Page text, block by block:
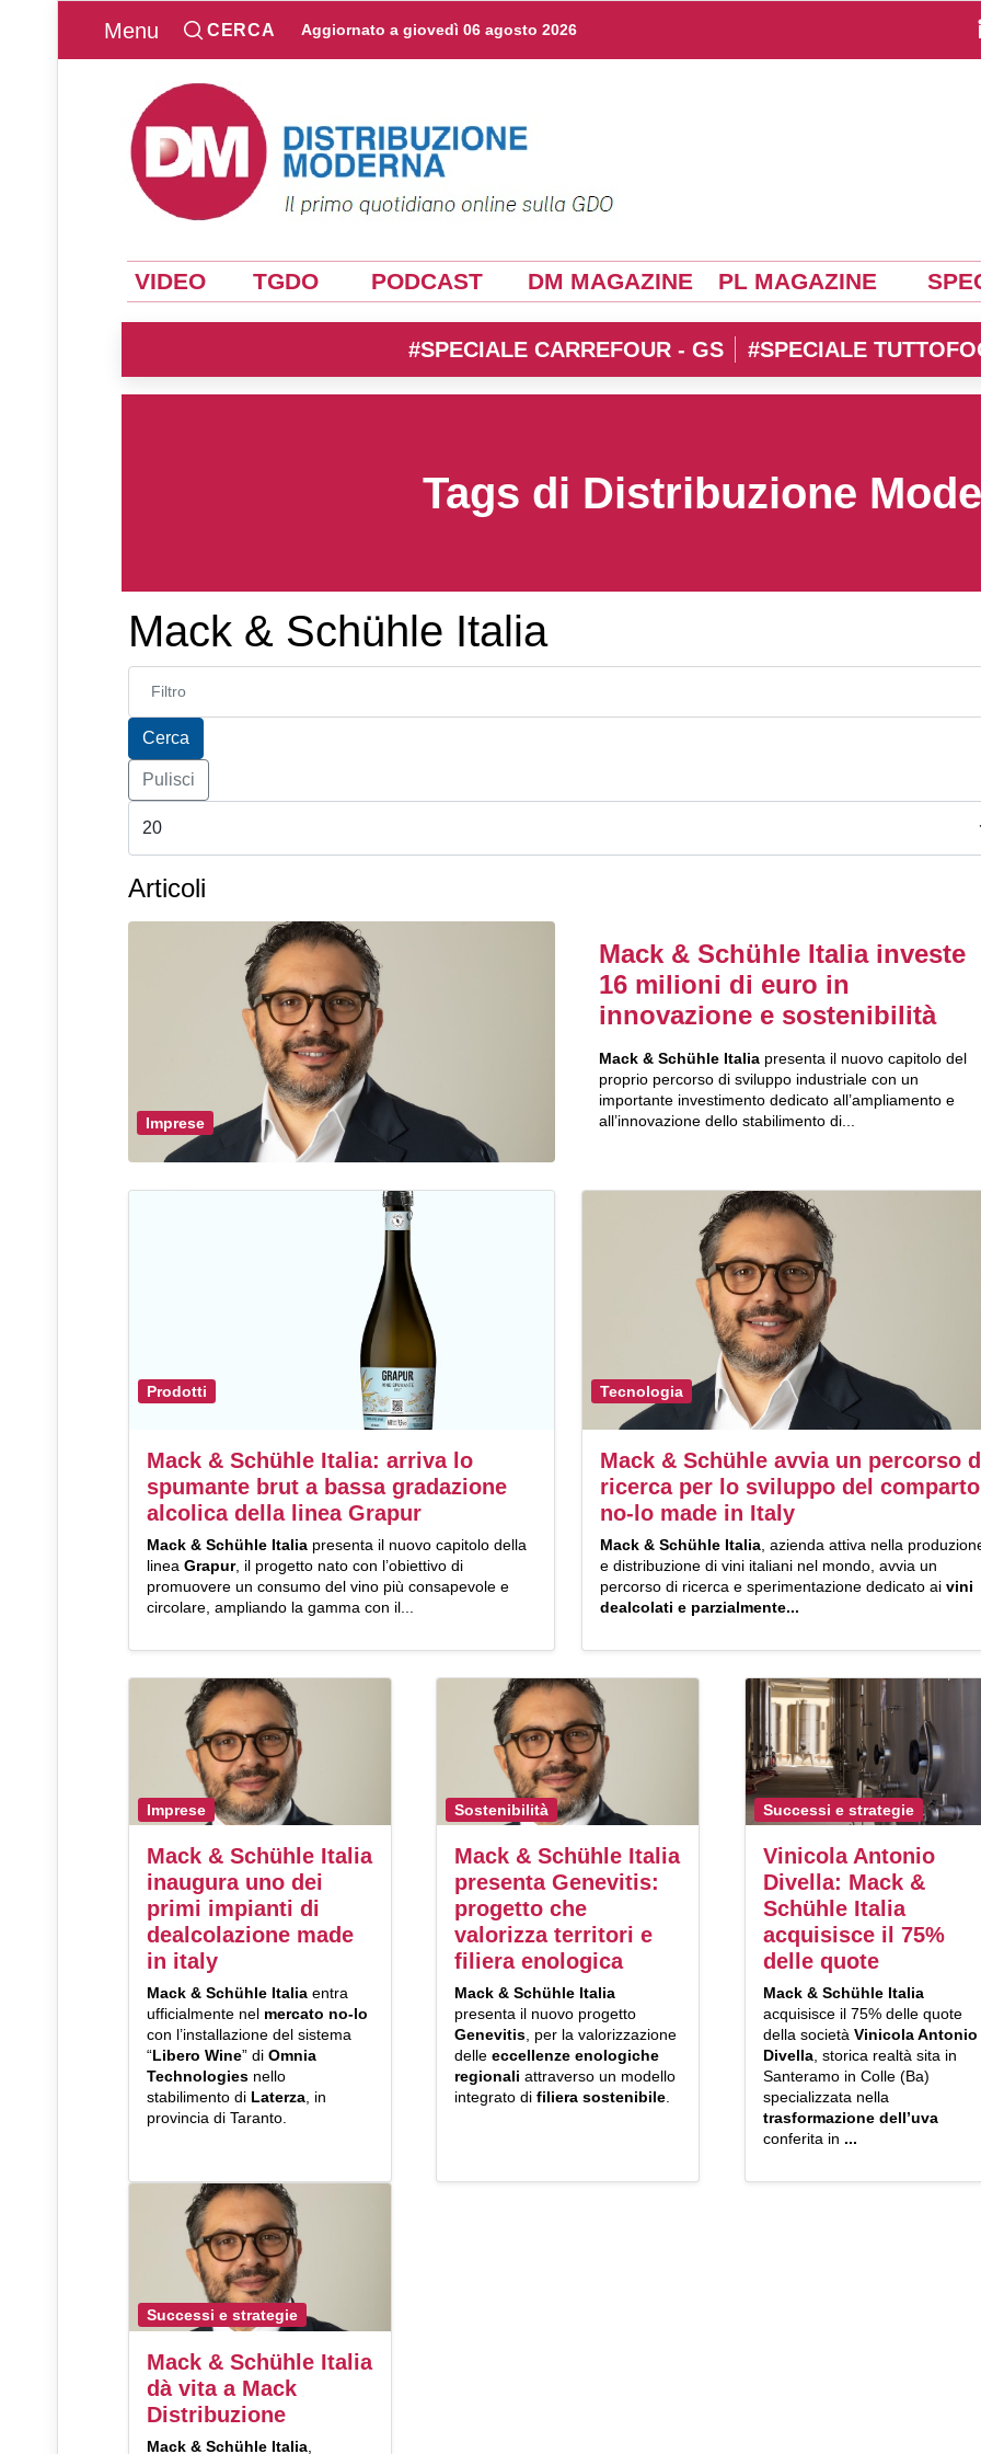
Menu CERCA Aggiornato a giovedì 06 agosto 2026
VIDEO TGDO PODCAST DM MAGAZINE PL MAGAZINE
#SPECIALE CARREFOUR - GS #SPECIALE
Tags di Distribuzione
Mack & Schühle Italia
Inserisci parte del titolo
Cerca
Pulisci
Articoli
Imprese
Mack & Schühle Italia investe
16 milioni di euro in
innovazione e sostenibilità
Mack & Schühle Italiapresenta il nuovo capitolo del
proprio percorso di sviluppo industriale con un
importante investimento dedicato all’ampliamento e
all’innovazione dello stabilimento di...
Prodotti
Mack & Schühle Italia: arriva lo
spumante brut a bassa gradazione
alcolica della linea Grapur
Mack & Schühle Italia presenta il nuovo capitolo della
linea Grapur, il progetto nato con l’obiettivo di
promuovere un consumo del vino più consapevole e
circolare, ampliando la gamma con il...
Tecnologia
Mack & Schühle avvia un percorso
ricerca per lo sviluppo del comparto
no-lo made in Italy
Mack & Schühle Italia, azienda attiva nella
e distribuzione di vini italiani nel mondo, avvia un
percorso di ricerca e sperimentazione dedicato ai vini
dealcolati e parzialmente...
Imprese
Mack & Schühle Italia
inaugura uno dei
primi impianti di
dealcolazione made
in italy
Mack & Schühle Italia entra
ufficialmente nel mercato no-lo
con l’installazione del sistema
“Libero Wine” di Omnia
Technologies nello
stabilimento di Laterza, in
provincia di Taranto.
Sostenibilità
Mack & Schühle Italia
presenta Genevitis:
progetto che
valorizza territori e
filiera enologica
Mack & Schühle Italia
presenta il nuovo progetto
Genevitis, per la valorizzazione
delleeccellenze enologiche
regionali attraverso un modello
integrato difiliera sostenibile.
Successi e strategie
Vinicola Antonio
Divella: Mack &
Schühle Italia
acquisisce il 75%
delle quote
Mack & Schühle Italia
acquisisce il 75% delle quote
della società Vinicola Antonio
Divella, storica realtà sita in
Santeramo in Colle (Ba)
specializzata nella
trasformazione dell’uva
conferita in ...
Successi e strategie
Mack & Schühle Italia
dà vita a Mack
Distribuzione
Mack & Schühle Italia